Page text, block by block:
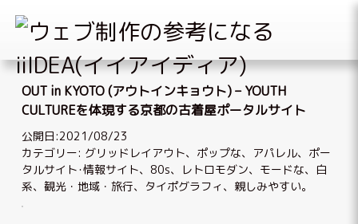
Skip
content
OUT in KYOTO (アウトインキョウト) – YOUTH
CULTUREを体現する京都の古着屋ポータルサイト
公開日:2021/08/23
カテゴリー: グリッドレイアウト、 ポップな、 アパレル、 ポー
タルサイト･情報サイト、 80s、 レトロモダン、 モードな、 白
系、観光・地域・旅行、 タイポグラフィ、 親しみやすい。